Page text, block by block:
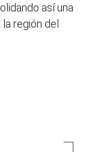
así una
región del